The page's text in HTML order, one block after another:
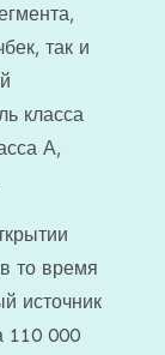
так и
класса
А,
то время
источник
110 000